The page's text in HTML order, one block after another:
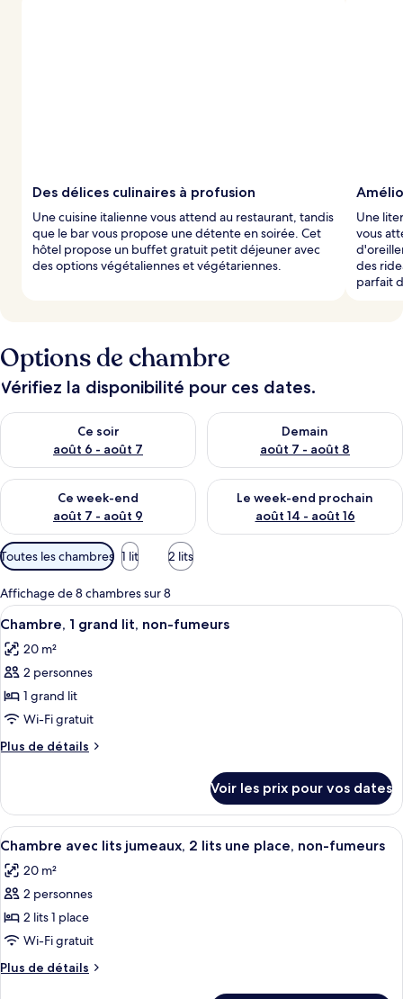
Des délices culinaires à profusion
Une cuisine italienne vous attend au restaurant, tandis
que le bar vous propose une détente en soirée. Cet
hôtel propose un buffet gratuit petit déjeuner avec
des options végétaliennes et végétariennes.
Une
vous
des
parfait
Options de chambre
Vérifiez la disponibilité pour ces dates.
Ce soir
août 6 - août 7
Vérifier la disponibilité pour ce soir août 6 - août 7
Demain
août 7 - août 8
Vérifier la disponibilité pour
Ce week-end
août 7 - août 9
Vérifier la disponibilité pour ce week-end août 7 - août 9
Le week-end prochain
août 14 - août 16
Vérifier la disponibilité pour
Filtres
disponibles
pour
les
chambres
Toutes les chambres 1 lit 2 lits
Affichage de 8 chambres sur 8
Afficher
toutes
les
photos
pour
ce
type
de
Chambre,
grand
lit,
non-
fumeurs
Une chambre d’hôtel avec un lit, un
8
Chambre, 1 grand lit, non-fumeurs
20 m²
2 personnes
1 grand lit
Wi-Fi gratuit
Plus de détails
Plus
le
type
de
Chambre,
lit,
non-
Voir les prix pour vos dates
Afficher
toutes
les
photos
pour
ce
type
de
Une chambre d’hôtel avec deux lits,
6
Chambre avec lits jumeaux, 2 lits une place, non-fumeurs
20 m²
2 personnes
2 lits 1 place
Wi-Fi gratuit
Plus de détails
Plus